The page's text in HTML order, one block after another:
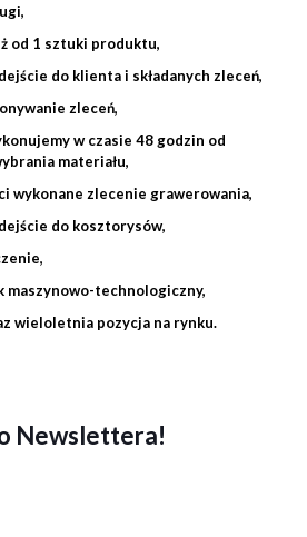
od 1 sztuki produktu,
do klienta i składanych zleceń,
zleceń,
w czasie 48 godzin od
materiału,
wykonane zlecenie grawerowania,
do kosztorysów,
maszynowo-technologiczny,
wieloletnia pozycja na rynku.
Newslettera!